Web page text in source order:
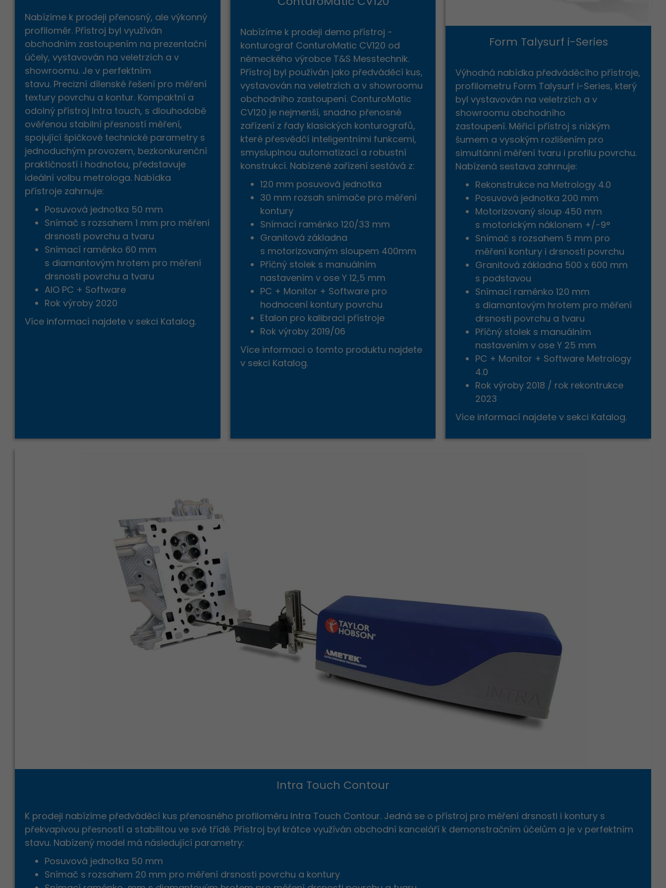
Nabízíme k prodeji přenosný, ale výkonný
profiloměr. Přístroj byl využíván
obchodním zastoupením na prezentační
účely, vystavován na veletrzích a v
showroomu. Je v perfektním
stavu. Precizní dílenské řešení pro měření
textury povrchu a kontur. Kompaktní a
odolný přístroj Intra touch, s dlouhodobě
ověřenou stabilní přesností měření,
spojující špičkové technické parametry s
jednoduchým provozem, bezkonkurenční
praktičností i hodnotou, představuje
ideální volbu metrologa. Nabídka
přístroje zahrnuje:
Posuvová jednotka 50 mm
Snímač s rozsahem 1 mm pro měření
drsnosti povrchu a tvaru
Snímací raménko 60 mm
s diamantovým hrotem pro měření
drsnosti povrchu a tvaru
AIO PC + Software
Rok výroby 2020
Více informací najdete v sekci Katalog.
Nabízíme k prodeji demo přístroj -
konturograf ConturoMatic CV120 od
německého výrobce T&S Messtechnik.
Přístroj byl používán jako předváděcí kus,
vystavován na veletrzích a v showroomu
obchodního zastoupení. ConturoMatic
CV120 je nejmenší, snadno přenosné
zařízení z řady klasických konturografů,
které přesvědčí inteligentními funkcemi,
smysluplnou automatizací a robustní
konstrukcí. Nabízené zařízení sestává z:
120 mm posuvová jednotka
30 mm rozsah snímače pro měření
kontury
Snímací raménko 120/33 mm
Granitová základna
s motorizovaným sloupem 400mm
Příčný stolek s manuálním
nastavením v ose Y 12,5 mm
PC + Monitor + Software pro
hodnocení kontury povrchu
Etalon pro kalibraci přístroje
Rok výroby 2019/06
Více informaci o tomto produktu najdete
v sekci Katalog.
Form Talysurf i-Series
Výhodná nabídka předváděcího přístroje,
profilometru Form Talysurf i-Series, který
byl vystavován na veletrzích a v
showroomu obchodního
zastoupení. Měřicí přístroj s nízkým
šumem a vysokým rozlišením pro
simultánní měření tvaru i profilu povrchu.
Nabízená sestava zahrnuje:
Rekonstrukce na Metrology 4.0
Posuvová jednotka 200 mm
Motorizovaný sloup 450 mm
s motorickým náklonem +/-9°
Snímač s rozsahem 5 mm pro
měření kontury i drsnosti povrchu
Granitová základna 500 x 600 mm
s podstavou
Snímací raménko 120 mm
s diamantovým hrotem pro měření
drsnosti povrchu a tvaru
Příčný stolek s manuálním
nastavením v ose Y 25 mm
PC + Monitor + Software Metrology
4.0
Rok výroby 2018 / rok rekontrukce
2023
Více informací najdete v sekci Katalog.
Intra Touch Contour
K prodeji nabízíme předváděcí kus přenosného profiloměru Intra Touch Contour. Jedná se o přístroj pro měření drsnosti i kontury s
překvapivou přesností a stabilitou ve své třídě. Přístroj byl krátce využíván obchodní kanceláří k demonstračním účelům a je v perfektním
stavu. Nabízený model má následující parametry:
Posuvová jednotka 50 mm
Snímač s rozsahem 20 mm pro měření drsnosti povrchu a kontury
REGISTROVAT
Děkujemeza Vaš hlas.